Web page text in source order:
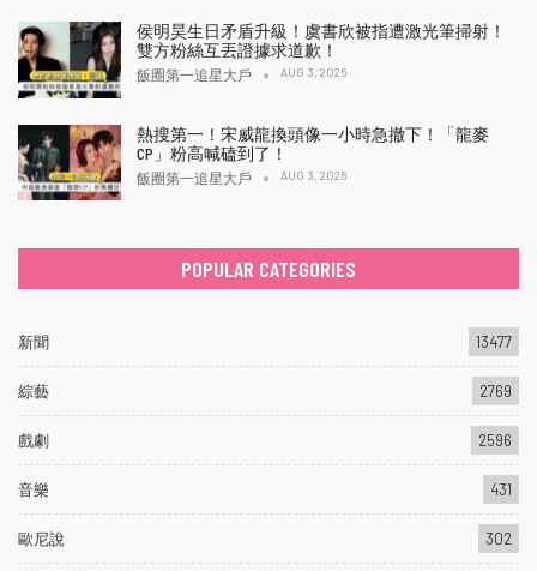
侯明昊生日矛盾升級！虞書欣被指遭激光筆掃射！
雙方粉絲互丟證據求道歉！
飯圈第一追星大戶 AUG 3, 2026
熱搜第一！宋威龍換頭像一小時急撤下！「龍麥
CP」粉高喊磕到了！
飯圈第一追星大戶 AUG 3, 2026
POPULAR CATEGORIES
新聞 13477
綜藝 2769
戲劇 2596
音樂 431
歐尼說 302